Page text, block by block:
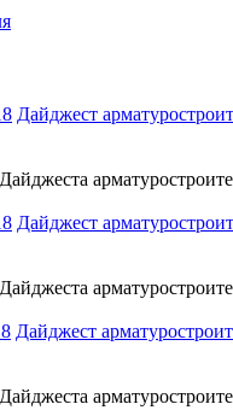
Дайджест
Дайджест
Дайджест